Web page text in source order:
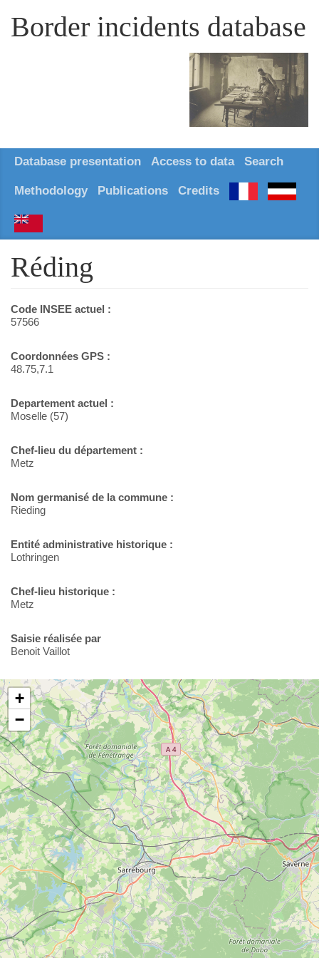
Border incidents database
Database presentation Access to data Search
Methodology Publications Credits
Réding
Code INSEE actuel :
57566
Coordonnées GPS :
48.75,7.1
Departement actuel :
Moselle (57)
Chef-lieu du département :
Metz
Nom germanisé de la commune :
Rieding
Entité administrative historique :
Lothringen
Chef-lieu historique :
Metz
Saisie réalisée par
Benoit Vaillot
+
−